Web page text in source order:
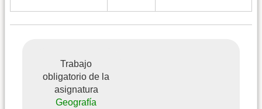
Trabajo
obligatorio de la
asignatura
Geografía